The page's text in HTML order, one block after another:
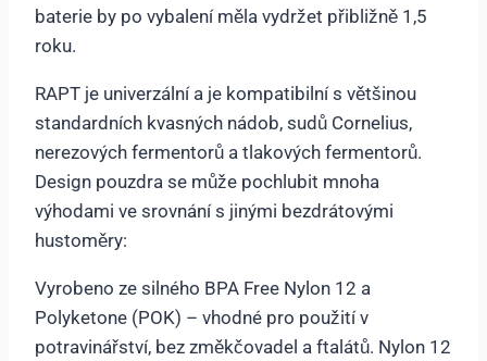
baterie by po vybalení měla vydržet přibližně 1,5
roku.
RAPT je univerzální a je kompatibilní s většinou
standardních kvasných nádob, sudů Cornelius,
nerezových fermentorů a tlakových fermentorů.
Design pouzdra se může pochlubit mnoha
výhodami ve srovnání s jinými bezdrátovými
hustoměry:
Vyrobeno ze silného BPA Free Nylon 12 a
Polyketone (POK) – vhodné pro použití v
potravinářství, bez změkčovadel a ftalátů. Nylon 12